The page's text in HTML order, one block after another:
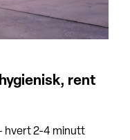
rent
hvert 2-4 minutt